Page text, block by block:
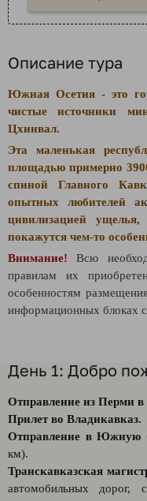
Описание тура
Южная Осетия - это
чистые источники
Цхинвал.
Эта маленькая
площадью примерно
спиной Главного
опытных любителей
цивилизацией
покажутся чем-то
Внимание!
Всю
правилам их
особенностям
информационных блоках
День 1: Добро
Отправление из Перми
Прилет во Владикавказ.
Отправление в Южную
км).
Транскавказская
автомобильных дорог,